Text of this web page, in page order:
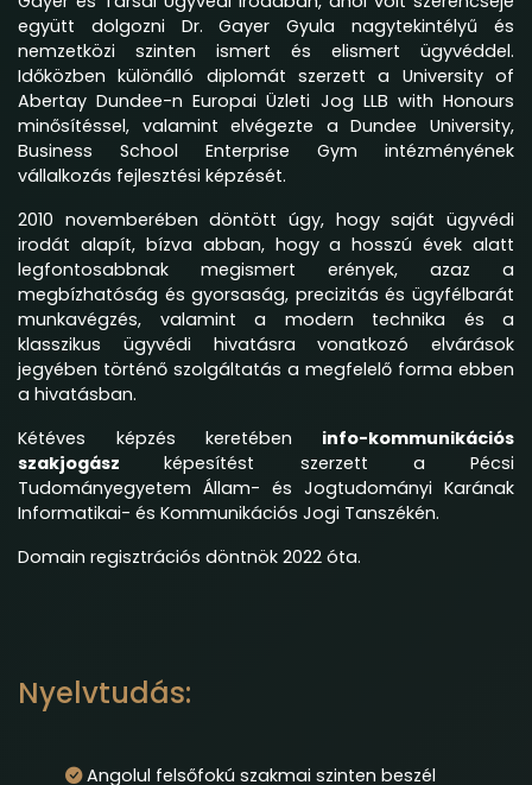
együtt dolgozni Dr. Gayer Gyula nagytekintélyű és
nemzetközi szinten ismert és elismert ügyvéddel.
Időközben különálló diplomát szerzett a University of
Abertay Dundee-n Europai Üzleti Jog LLB with Honours
minősítéssel, valamint elvégezte a Dundee University,
Business School Enterprise Gym intézményének
vállalkozás fejlesztési képzését.
2010 novemberében döntött úgy, hogy saját ügyvédi
irodát alapít, bízva abban, hogy a hosszú évek alatt
legfontosabbnak megismert erények, azaz a
megbízhatóság és gyorsaság, precizitás és ügyfélbarát
munkavégzés, valamint a modern technika és a
klasszikus ügyvédi hivatásra vonatkozó elvárások
jegyében történő szolgáltatás a megfelelő forma ebben
a hivatásban.
Kétéves képzés keretében info-kommunikációs
szakjogászképesítést szerzett a Pécsi
Tudományegyetem Állam- és Jogtudományi Karának
Informatikai- és Kommunikációs Jogi Tanszékén.
Domain regisztrációs döntnök 2022 óta.
Nyelvtudás:
Angolul felsőfokú szakmai szinten beszél